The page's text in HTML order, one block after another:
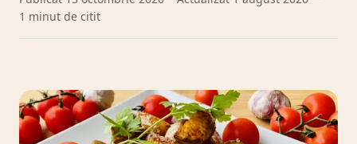
1 minut de citit